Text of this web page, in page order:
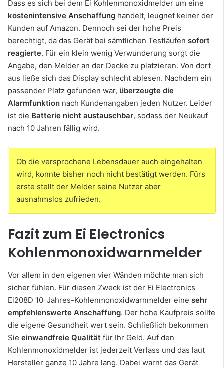
Dass es sich bei dem Ei Kohlenmonoxidmelder um eine
kostenintensive Anschaffung handelt, leugnet keiner der
Kunden auf Amazon. Dennoch sei der hohe Preis
berechtigt, da das Gerät bei sämtlichen Testläufen sofort
reagierte. Für ein klein wenig Verwunderung sorgt die
Angabe, den Melder an der Decke zu platzieren. Von dort
aus ließe sich das Display schlecht ablesen. Nachdem ein
passender Platz gefunden war, überzeugte die
Alarmfunktion nach Kundenangaben jeden Nutzer. Leider
ist die Batterie nicht austauschbar, sodass der Neukauf
nach 10 Jahren fällig wird.
Ob die versprochene Lebensdauer auch eingehalten
wird, konnte bisher noch nicht bestätigt werden. Fürs
erste stellt der Melder seine Nutzer aber
ausnahmslos zufrieden.
Fazit zum Ei Electronics
Kohlenmonoxidwarnmelder
Vor allem in den eigenen vier Wänden möchte man sich
sicher fühlen. Für diesen Zweck ist der Ei Electronics
Ei208D 10-Jahres-Kohlenmonoxidwarnmelder eine sehr
empfehlenswerte Anschaffung. Der hohe Kaufpreis sollte
die eigene Gesundheit wert sein. Schließlich bekommen
Sie einwandfreie Qualität für Ihr Geld. Auf den
Kohlenmonoxidmelder ist jederzeit Verlass und das laut
Hersteller ganze 10 Jahre lang. Dabei warnt das Gerät